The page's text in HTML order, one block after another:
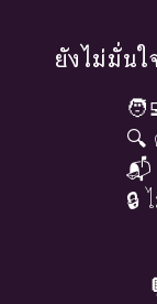
ยังไม่มั่น
🔍
📬
🔒